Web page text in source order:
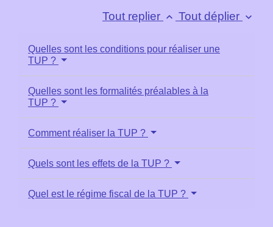
Tout replier keyboard_arrow_up Tout déplier keyboard_arrow_down
Quelles sont les conditions pour réaliser une
TUP ?
Quelles sont les formalités préalables à la
TUP ?
Comment réaliser la TUP ?
Quels sont les effets de la TUP ?
Quel est le régime fiscal de la TUP ?